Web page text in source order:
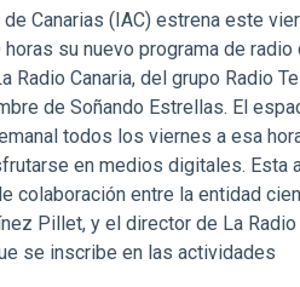
Canarias (IAC) estrena este
su nuevo programa de radio
Radio Canaria, del grupo Radio
de Soñando Estrellas. El
todos los viernes a esa
en medios digitales. Esta
colaboración entre la entidad
Pillet, y el director de La Radio
se inscribe en las actividades